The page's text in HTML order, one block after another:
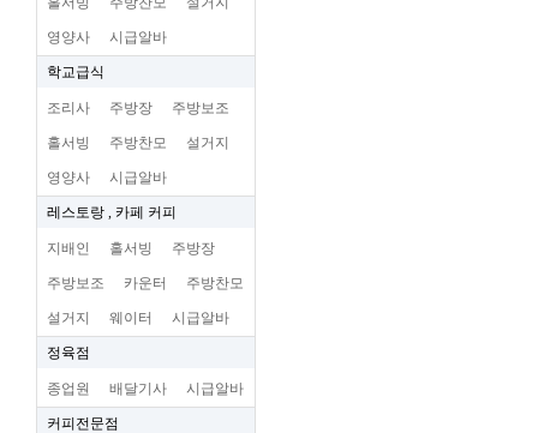
영양사 시급알바
학교급식
조리사 주방장 주방보조
홀서빙 주방찬모 설거지
영양사 시급알바
레스토랑 , 카페 커피
지배인 홀서빙 주방장
주방보조 카운터 주방찬모
설거지 웨이터 시급알바
정육점
종업원 배달기사 시급알바
커피전문점